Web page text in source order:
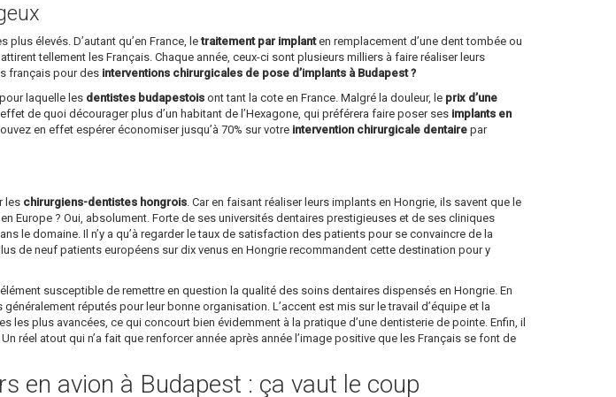
élevés. D’autant qu’en France, letraitement par implanten remplacement d’une dent tombée ou
tellement les Français. Chaque année, ceux-ci sont plusieurs milliers à faire réaliser leurs
français pour des interventions chirurgicales de pose d’implants à Budapest ?
laquelle les dentistes budapestois ont tant la cote en France. Malgré la douleur, le prix d’une
de quoi décourager plus d’un habitant de l’Hexagone, qui préférera faire poser ses implants en
en effet espérer économiser jusqu’à 70% sur votre intervention chirurgicale dentaire par
les chirurgiens-dentistes hongrois. Car en faisant réaliser leurs implants en Hongrie, ils savent que le
en Europe ? Oui, absolument. Forte de ses universités dentaires prestigieuses et de ses cliniques
le domaine. Il n’y a qu’à regarder le taux de satisfaction des patients pour se convaincre de la
de neuf patients européens sur dix venus en Hongrie recommandent cette destination pour y
susceptible de remettre en question la qualité des soins dentaires dispensés en Hongrie. En
réputés pour leur bonne organisation. L’accent est mis sur le travail d’équipe et la
plus avancées, ce qui concourt bien évidemment à la pratique d’une dentisterie de pointe. Enfin, il
atout qui n’a fait que renforcer année après année l’image positive que les Français se font de
en avion à Budapest : ça vaut le coup